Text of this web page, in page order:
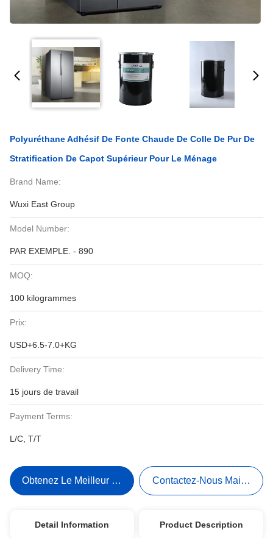
Polyuréthane Adhésif De Fonte Chaude De Colle De Pur De
Stratification De Capot Supérieur Pour Le Ménage
Brand Name:
Wuxi East Group
Model Number:
PAR EXEMPLE. - 890
MOQ:
100 kilogrammes
Prix:
USD+6.5-7.0+KG
Delivery Time:
15 jours de travail
Payment Terms:
L/C, T/T
Obtenez Le Meilleur Prix Contactez-Nous Maintenant
Detail Information Product Description